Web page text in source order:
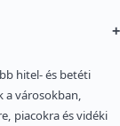
+
hitel- és betéti
a városokban,
piacokra és vidéki